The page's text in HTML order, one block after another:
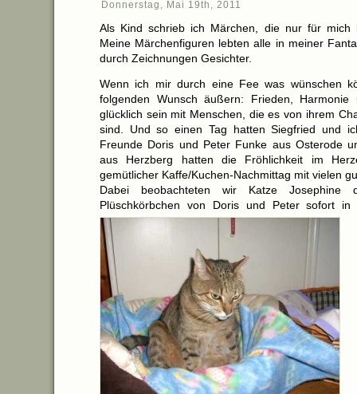
Donnerstag, Mai 19th, 2011
Als Kind schrieb ich Märchen, die nur für mich
Meine Märchenfiguren lebten alle in meiner
durch Zeichnungen Gesichter.
Wenn ich mir durch eine Fee was wünschen
folgenden Wunsch äußern: Frieden,
glücklich sein mit Menschen, die es von ihrem
sind. Und so einen Tag hatten Siegfried und
Freunde Doris und Peter Funke aus Osterode
aus Herzberg hatten die Fröhlichkeit im
gemütlicher Kaffe/Kuchen-Nachmittag mit vielen
Dabei beobachteten wir Katze Josephine
Plüschkörbchen von Doris und Peter sofort in